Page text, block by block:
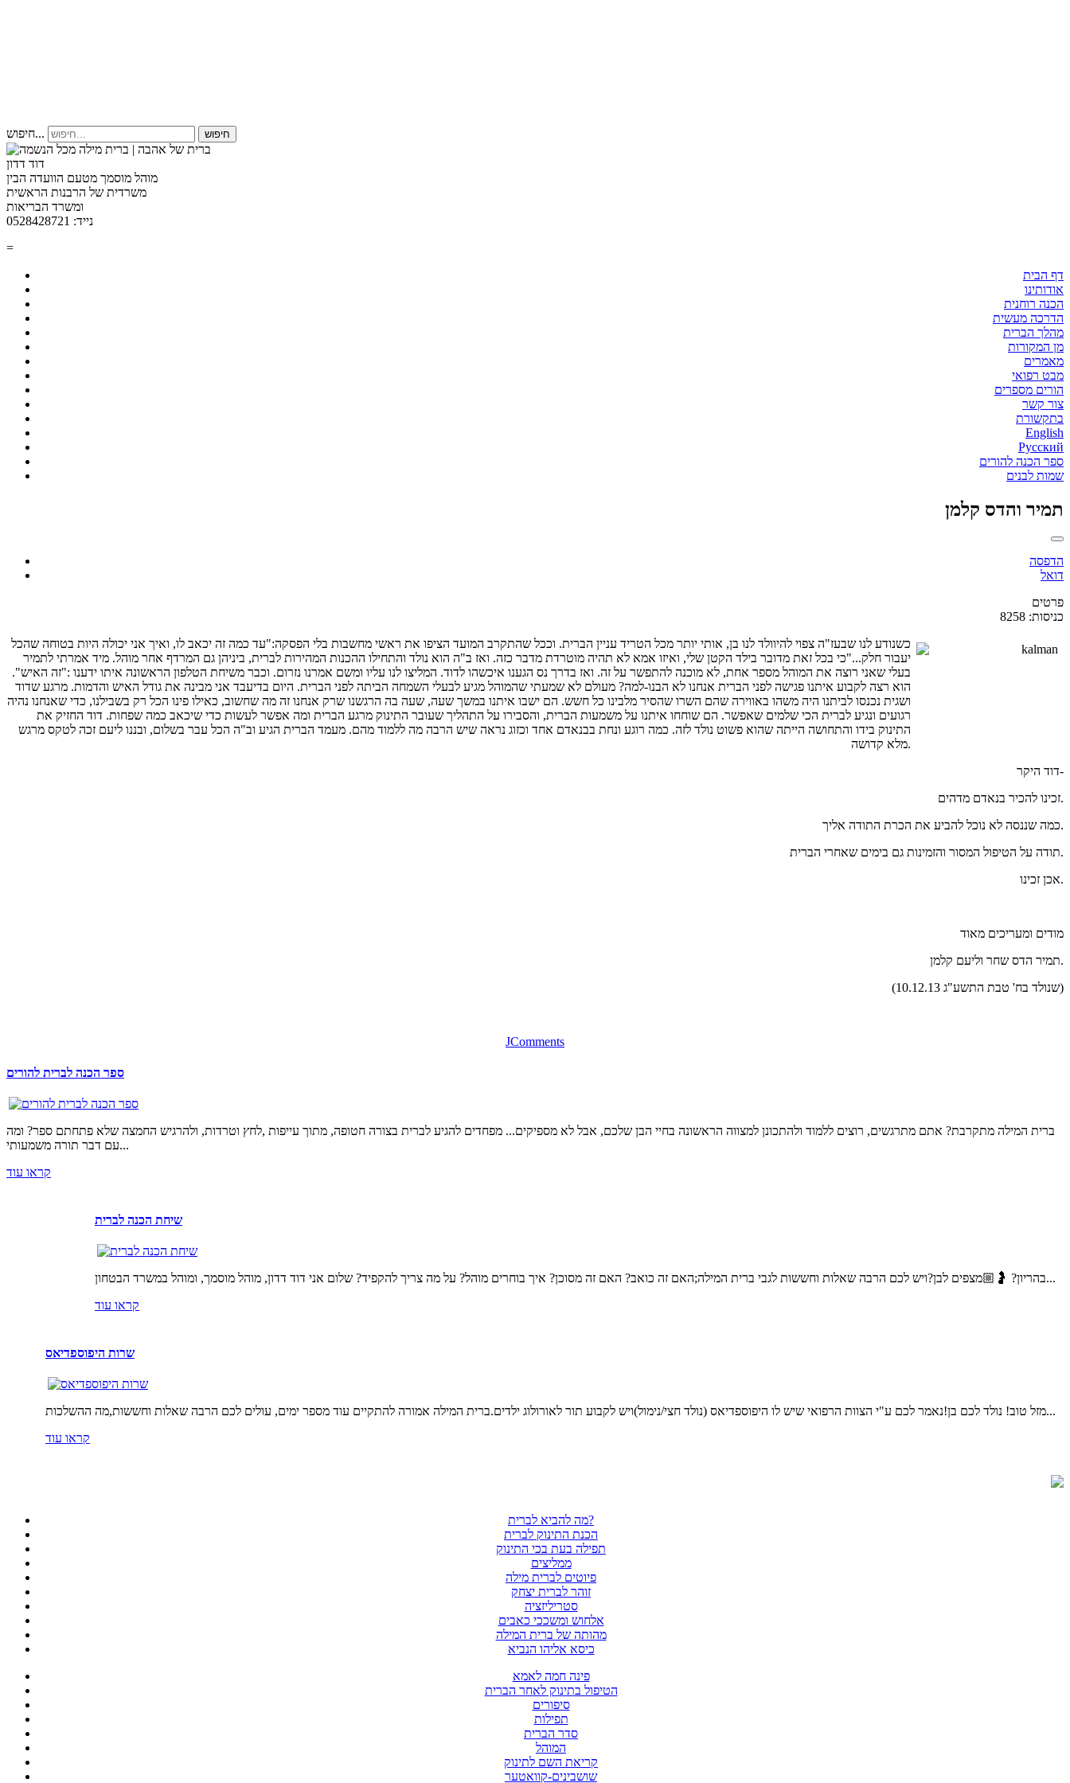
חיפוש... חיפוש
דוד דדון
מוהל מוסמך מטעם הוועדה הבין
משרדית של הרבנות הראשית
ומשרד הבריאות
נייד: 0528428721
=
דף הבית
אודותינו
הכנה רוחנית
הדרכה מעשית
מהלך הברית
מן המקורות
מאמרים
מבט רפואי
הורים מספרים
צור קשר
בתקשורת
English
Русский
ספר הכנה להורים
שמות לבנים
תמיר והדס קלמן
הדפסה
דואל
פרטים
כניסות: 8258
כשנודע לנו שבעז"ה צפוי להיוולד לנו בן, אותי יותר מכל הטריד עניין הברית. וככל שהתקרב המועד הציפו את ראשי מחשבות בלי הפסקה:"עד כמה זה יכאב לו, ואיך אני יכולה היות בטוחה שהכל
יעבור חלק..."כי בכל זאת מדובר בילד הקטן שלי, ואיזו אמא לא תהיה מוטרדת מדבר כזה. ואז ב"ה הוא נולד והתחילו ההכנות המהירות לברית, ביניהן גם המרדף אחר מוהל. מיד אמרתי לתמיר
בעלי שאני רוצה את המוהל מספר אחת, לא מוכנה להתפשר על זה. ואז בדרך נס הגענו איכשהו לדוד. המליצו לנו עליו ומשם אמרנו נזרום. וכבר משיחת הטלפון הראשונה איתו ידענו :"זה האיש".
הוא רצה לקבוע איתנו פגישה לפני הברית אנחנו לא הבנו-למה? מעולם לא שמעתי שהמוהל מגיע לבעלי השמחה הביתה לפני הברית. היום בדיעבד אני מבינה את גודל האיש והדמות. מרגע שדוד
ושגית נכנסו לביתנו היה משהו באווירה שהם השרו שהסיר מלבינו כל חשש. הם ישבו איתנו במשך שעה, שעה בה הרגשנו שרק אנחנו זה מה שחשוב, כאילו פינו הכל רק בשבילנו, כדי שאנחנו נהיה
רגועים ונגיע לברית הכי שלמים שאפשר. הם שוחחו איתנו על משמעות הברית, והסבירו על התהליך שעובר התינוק מרגע הברית ומה אפשר לעשות כדי שיכאב כמה שפחות. דוד החזיק את
התינוק בידו והתחושה הייתה שהוא פשוט נולד לזה. כמה רוגע ונחת בבנאדם אחד וכזוג נראה שיש הרבה מה ללמוד מהם. מעמד הברית הגיע וב"ה הכל עבר בשלום, ובננו ליעם זכה לטקס מרגש
מלא קדושה.
דוד היקר-
זכינו להכיר בנאדם מדהים.
כמה שננסה לא נוכל להביע את הכרת התודה אליך.
תודה על הטיפול המסור והזמינות גם בימים שאחרי הברית.
אכן זכינו.
מודים ומעריכים מאוד
תמיר הדס שחר וליעם קלמן.
(שנולד בח' טבת התשע"ג 10.12.13)
JComments
ספר הכנה לברית להורים
ברית המילה מתקרבת? אתם מתרגשים, רוצים ללמוד ולהתכונן למצווה הראשונה בחיי הבן שלכם, אבל לא מספיקים... מפחדים להגיע לברית בצורה חטופה, מתוך עייפות ,לחץ וטרדות, ולהרגיש החמצה שלא פתחתם ספר? ומה
עם דבר תורה משמעותי...
קראו עוד
שיחת הכנה לברית
בהריון? 🤰🏼מצפים לבן?ויש לכם הרבה שאלות וחששות לגבי ברית המילה;האם זה כואב? האם זה מסוכן? איך בוחרים מוהל? על מה צריך להקפיד? שלום אני דוד דדון, מוהל מוסמך, ומוהל במשרד הבטחון...
קראו עוד
שרות היפוספדיאס
מזל טוב! נולד לכם בן!נאמר לכם ע"י הצוות הרפואי שיש לו היפוספדיאס (נולד חצי/נימול)ויש לקבוע תור לאורולוג ילדים.ברית המילה אמורה להתקיים עוד מספר ימים, עולים לכם הרבה שאלות וחששות,מה ההשלכות...
קראו עוד
מה להביא לברית?
הכנת התינוק לברית
תפילה בעת בכי התינוק
ממליצים
פיוטים לברית מילה
זוהר לברית יצחק
סטריליזציה
אלחוש ומשככי כאבים
מהותה של ברית המילה
כיסא אליהו הנביא
פינה חמה לאמא
הטיפול בתינוק לאחר הברית
סיפורים
תפילות
סדר הברית
המוהל
קריאת השם לתינוק
שושבינים-קוואטער